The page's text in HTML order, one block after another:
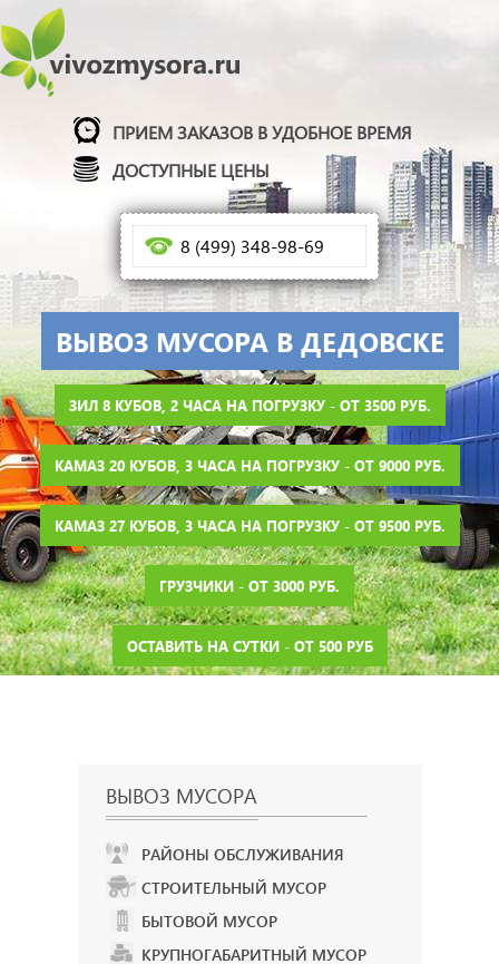
ПРИЕМ ЗАКАЗОВ В УДОБНОЕ ВРЕМЯ
ДОСТУПНЫЕ ЦЕНЫ
8 (499) 348-98-69
ВЫВОЗ МУСОРА В ДЕДОВСКЕ
ЗИЛ 8 КУБОВ, 2 ЧАСА НА ПОГРУЗКУ - ОТ 3500 РУБ.
КАМАЗ 20 КУБОВ, 3 ЧАСА НА ПОГРУЗКУ - ОТ 9000 РУБ.
КАМАЗ 27 КУБОВ, 3 ЧАСА НА ПОГРУЗКУ - ОТ 9500 РУБ.
ГРУЗЧИКИ - ОТ 3000 РУБ.
ОСТАВИТЬ НА СУТКИ - ОТ 500 РУБ
ВЫВОЗ МУСОРА
РАЙОНЫ ОБСЛУЖИВАНИЯ
СТРОИТЕЛЬНЫЙ МУСОР
БЫТОВОЙ МУСОР
КРУПНОГАБАРИТНЫЙ МУСОР